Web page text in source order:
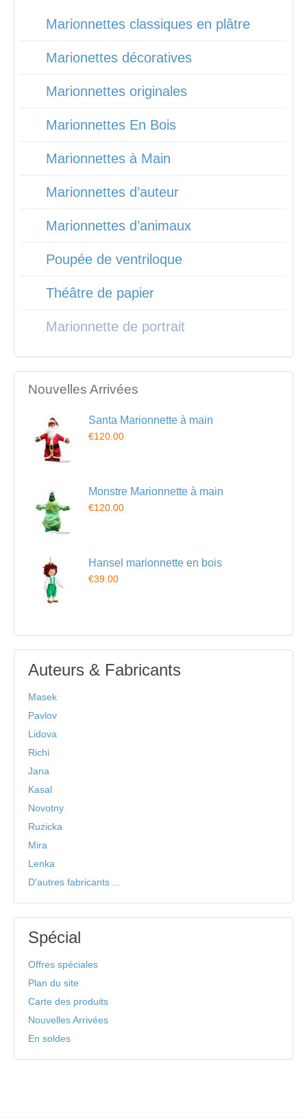
Marionnettes classiques en plâtre
Marionettes décoratives
Marionnettes originales
Marionnettes En Bois
Marionnettes à Main
Marionnettes d’auteur
Marionnettes d’animaux
Poupée de ventriloque
Théâtre de papier
Marionnette de portrait
Nouvelles Arrivées
Santa Marionnette à main
€120.00
Monstre Marionnette à main
€120.00
Hansel marionnette en bois
€39.00
Auteurs & Fabricants
Masek
Pavlov
Lidova
Richi
Jana
Kasal
Novotny
Ruzicka
Mira
Lenka
D'autres fabricants ...
Spécial
Offres spéciales
Plan du site
Carte des produits
Nouvelles Arrivées
En soldes